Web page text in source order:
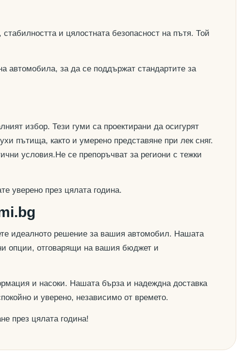
и цялостната безопасност на пътя. Той
автомобила, за да се поддържат стандартите за
избор. Тези гуми са проектирани да осигурят
пътища, както и умерено представяне при лек сняг.
условия.Не се препоръчват за региони с тежки
уверено през цялата година.
идеалното решение за вашия автомобил. Нашата
опции, отговарящи на вашия бюджет и
и насоки. Нашата бърза и надеждна доставка
и уверено, независимо от времето.
през цялата година!